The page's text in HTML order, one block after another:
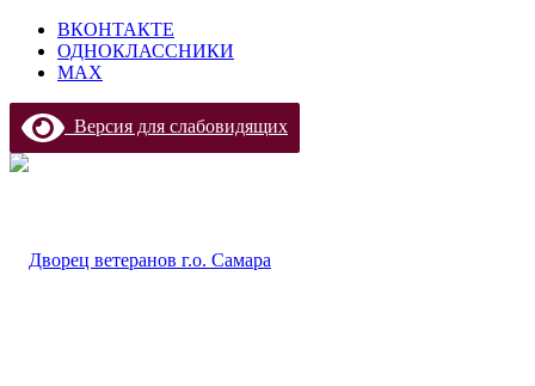
ВКОНТАКТЕ
ОДНОКЛАССНИКИ
МАХ
Версия для слабовидящих